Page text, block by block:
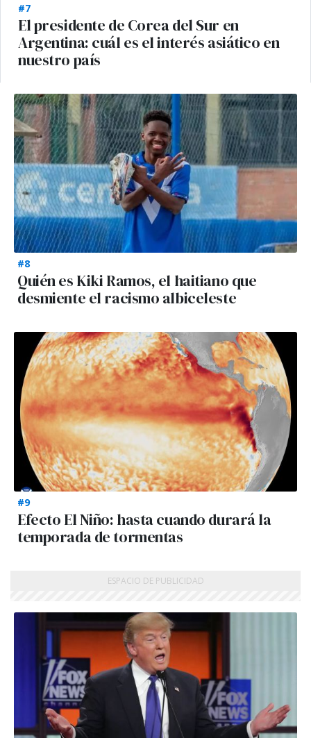
#7
El presidente de Corea del Sur en
Argentina: cuál es el interés asiático en
nuestro país
#8
Quién es Kiki Ramos, el haitiano que
desmiente el racismo albiceleste
#9
Efecto El Niño: hasta cuando durará la
temporada de tormentas